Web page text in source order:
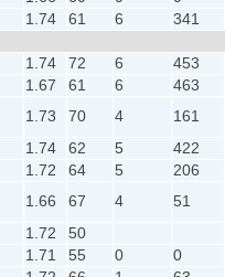
1.74 61 6 341
1.74 72 6 453
1.67 61 6 463
1.73 70 4 161
1.74 62 5 422
1.72 64 5 206
1.66 67 4 51
1.72
50
1.71 55 0
0